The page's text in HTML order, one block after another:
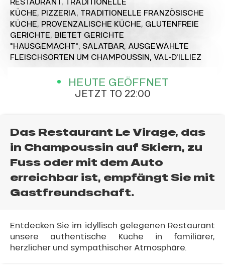
KÜCHE, PIZZERIA, TRADITIONELLE FRANZÖSISCHE
KÜCHE, PROVENZALISCHE KÜCHE, GLUTENFREIE
GERICHTE, BIETET GERICHTE
"HAUSGEMACHT", SALATBAR, AUSGEWÄHLTE
FLEISCHSORTEN UM CHAMPOUSSIN, VAL-D'ILLIEZ
HEUTE GEÖFFNET
JETZT TO 22:00
Das Restaurant Le Virage, das
in Champoussin auf Skiern, zu
Fuss oder mit dem Auto
erreichbar ist, empfängt Sie mit
Gastfreundschaft.
Entdecken Sie im idyllisch gelegenen Restaurant
unsere authentische Küche in familiärer,
herzlicher und sympathischer Atmosphäre.